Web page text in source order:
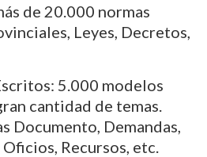
de 20.000 normas
Leyes, Decretos,
5.000 modelos
cantidad de temas.
Documento, Demandas,
Recursos, etc.